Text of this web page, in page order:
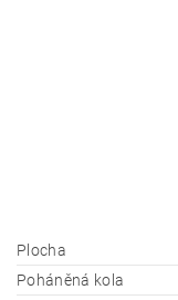
Plocha
Poháněná kola